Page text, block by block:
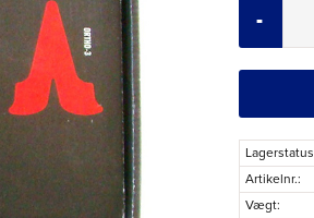
-
Lagerstatus
Artikelnr.
Vægt